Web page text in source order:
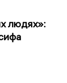
людях»: